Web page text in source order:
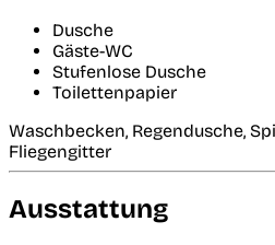
Dusche
Gäste-WC
Stufenlose Dusche
Toilettenpapier
Waschbecken, Regendusche,
Fliegengitter
Ausstattung